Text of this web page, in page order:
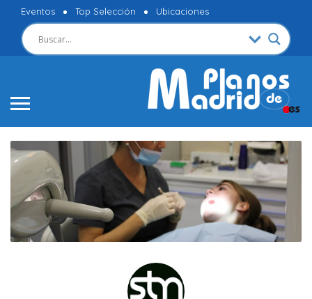
Eventos Top Selección Ubicaciones